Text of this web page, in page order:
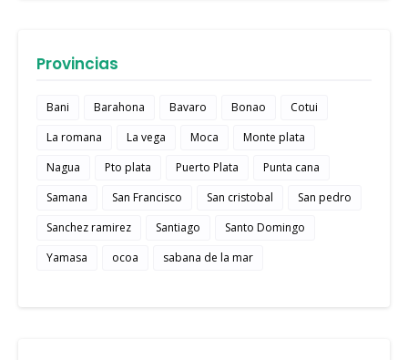
Provincias
Bani Barahona Bavaro Bonao
Cotui
La romana
La vega Moca
Monte plata
Nagua
Pto plata Puerto Plata
Punta cana
Samana
San Francisco San cristobal
San pedro
Sanchez ramirez
Santiago
Santo Domingo
Yamasa
ocoa sabana de la mar